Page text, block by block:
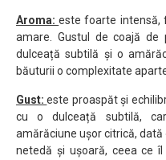
Aroma:este foarte intensă,
amare. Gustul de coajă de
dulceață subtilă și o
băuturii o complexitate
Gust:este proaspăt și
cu o dulceață subtilă,
amărăciune ușor citrică,
netedă și ușoară, ceea ce